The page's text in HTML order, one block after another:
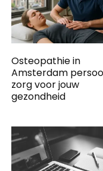
Osteopathie in
Amsterdam
zorg voor jouw
gezondheid